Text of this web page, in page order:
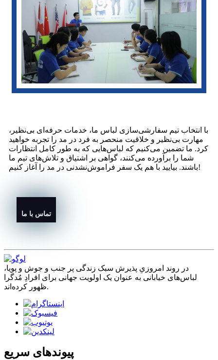
با انتخاب تیم سفارشی‌سازی لباس ما، خدمات حرفه‌ای بی‌نظیر،
مهارت بی‌نظیر و خلاقیت منحصر به فرد در مد را تجربه خواهید
کرد. ما تضمین می‌کنیم که لباس‌هایی که به طور کامل انتظارات
شما را برآورده می‌کنند، گواهی بر اشتیاق و تلاش‌های تیم ما
باشند. بیایید با هم یک سفر فراموش‌نشدنی در مد را آغاز کنیم!
تماس با ما
در روند امروزیِ پذیرش سبک زندگی پر جنب و جوش و پویا،
لباس‌های خیابانی به عنوان یک اولویت جهانی برای افرادِ مُدگرا
ظهور کرده‌اند.
پیوندهای سریع